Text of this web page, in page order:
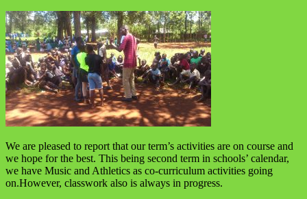
We are pleased to report that our term’s activities are on course and
we hope for the best. This being second term in schools’ calendar,
we have Music and Athletics as co-curriculum activities going
on.However, classwork also is always in progress.